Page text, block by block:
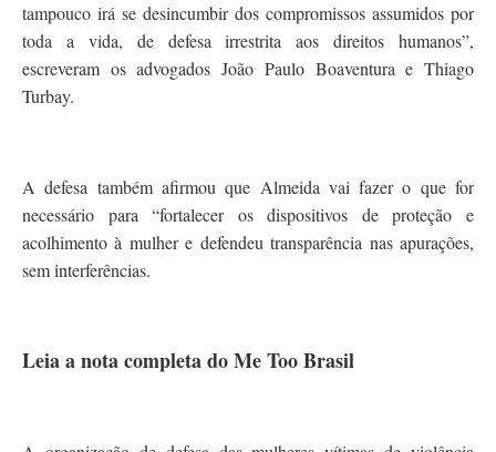
tampouco irá se desincumbir dos compromissos assumidos por
toda a vida, de defesa irrestrita aos direitos humanos”,
escreveram os advogados João Paulo Boaventura e Thiago
Turbay.
A defesa também afirmou que Almeida vai fazer o que for
necessário para “fortalecer os dispositivos de proteção e
acolhimento à mulher e defendeu transparência nas apurações,
sem interferências.
Leia a nota completa do Me Too Brasil